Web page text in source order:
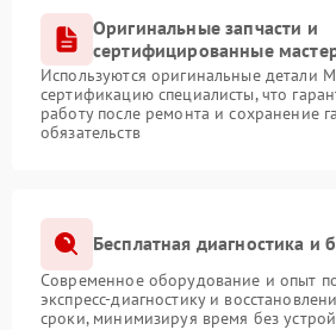
Оригинальные запчасти и
сертифицированные
Используются оригинальные детали
сертификацию специалисты, что
работу после ремонта и сохранение
обязательств
Бесплатная диагностика и
Современное оборудование и опыт
экспресс-диагностику и
сроки, минимизируя время без